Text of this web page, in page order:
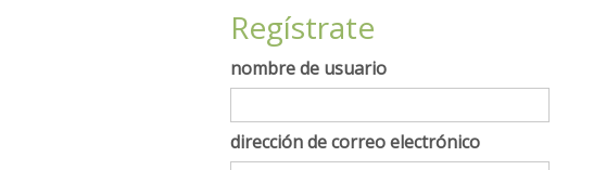
Regístrate
nombre de usuario
dirección de correo electrónico